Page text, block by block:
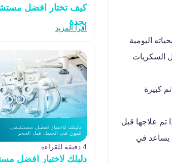
اليومية
السكريات
كبيرة
تم علاجها قبل
يساعد في
كيف تختار افضل
بجدة
اقرأ المزيد
4 دقيقة للقراءة
دليلك لاختيار افضل